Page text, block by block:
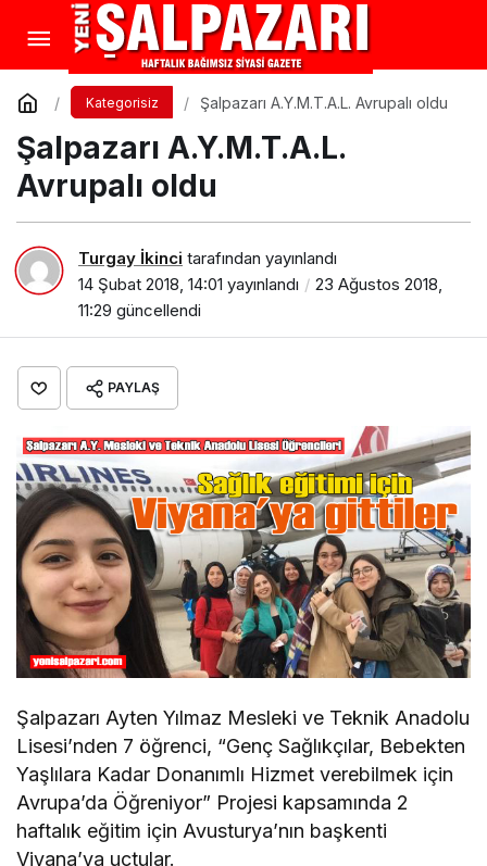
Kategorisiz Şalpazarı A.Y.M.T.A.L. Avrupalı oldu
Şalpazarı A.Y.M.T.A.L.
Avrupalı oldu
Turgay İkinci tarafından yayınlandı
14 Şubat 2018, 14:01 yayınlandı
23 Ağustos 2018,
11:29 güncellendi
PAYLAŞ
Şalpazarı Ayten Yılmaz Mesleki ve Teknik Anadolu
Lisesi’nden 7 öğrenci, “Genç Sağlıkçılar, Bebekten
Yaşlılara Kadar Donanımlı Hizmet verebilmek için
Avrupa’da Öğreniyor” Projesi kapsamında 2
haftalık eğitim için Avusturya’nın başkenti
Viyana’ya uçtular.